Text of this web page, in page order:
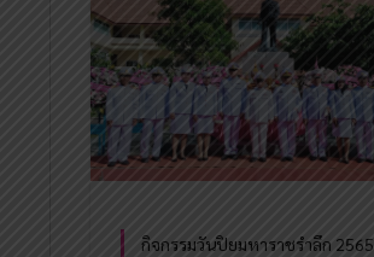
กิจกรรมวันปิยมหาราชรำลึก 2565